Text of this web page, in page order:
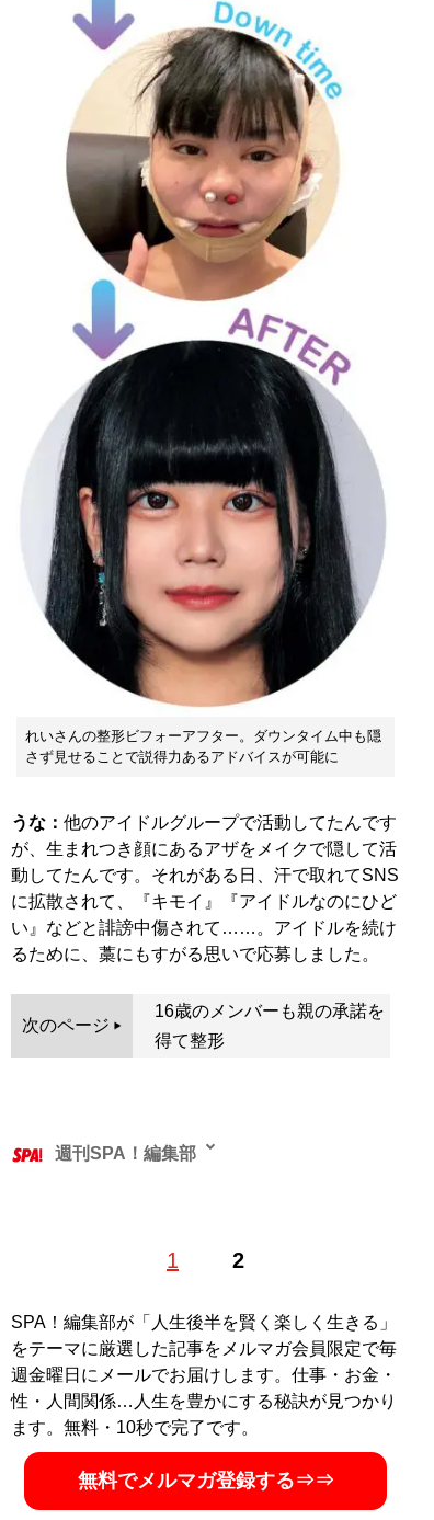
れいさんの整形ビフォーアフター。ダウンタイム中も隠
さず見せることで説得力あるアドバイスが可能に
うな： 他のアイドルグループで活動してたんです
が、生まれつき顔にあるアザをメイクで隠して活
動してたんです。それがある日、汗で取れてSNS
に拡散されて、『キモイ』『アイドルなのにひど
い』などと誹謗中傷されて……。アイドルを続け
るために、藁にもすがる思いで応募しました。
次のページ
16歳のメンバーも親の承諾を
得て整形
1 2
週刊SPA！編集部
SPA！編集部が「人生後半を賢く楽しく生きる」
をテーマに厳選した記事をメルマガ会員限定で毎
週金曜日にメールでお届けします。仕事・お金・
性・人間関係…人生を豊かにする秘訣が見つかり
ます。無料・10秒で完了です。
無料でメルマガ登録する⇒⇒